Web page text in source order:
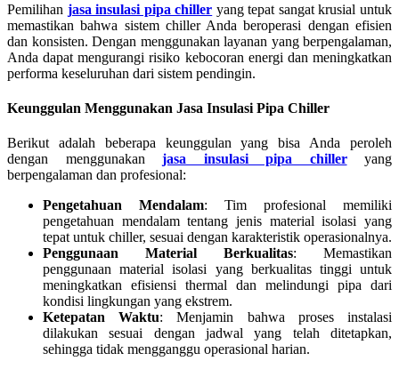
Pemilihan jasa insulasi pipa chiller yang tepat sangat krusial untuk
memastikan bahwa sistem chiller Anda beroperasi dengan efisien
dan konsisten. Dengan menggunakan layanan yang berpengalaman,
Anda dapat mengurangi risiko kebocoran energi dan meningkatkan
performa keseluruhan dari sistem pendingin.
Keunggulan Menggunakan Jasa Insulasi Pipa Chiller
Berikut adalah beberapa keunggulan yang bisa Anda peroleh
dengan menggunakan jasa insulasi pipa chilleryang
berpengalaman dan profesional:
Pengetahuan Mendalam: Tim profesional memiliki
pengetahuan mendalam tentang jenis material isolasi yang
tepat untuk chiller, sesuai dengan karakteristik operasionalnya.
Penggunaan Material Berkualitas: Memastikan
penggunaan material isolasi yang berkualitas tinggi untuk
meningkatkan efisiensi thermal dan melindungi pipa dari
kondisi lingkungan yang ekstrem.
Ketepatan Waktu: Menjamin bahwa proses instalasi
dilakukan sesuai dengan jadwal yang telah ditetapkan,
sehingga tidak mengganggu operasional harian.